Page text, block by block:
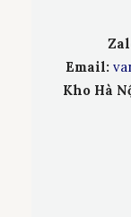
Email:
Kho Hà